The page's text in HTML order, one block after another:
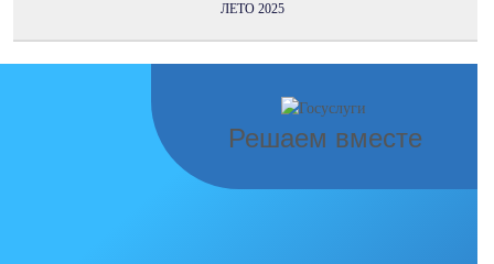
ЛЕТО 2025
Решаем вместе